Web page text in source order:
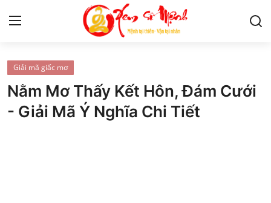
Tử Vi
Kiến Thức
Giải mã giấc mơ
Nằm Mơ Thấy Kết Hôn, Đám Cưới
- Giải Mã Ý Nghĩa Chi Tiết